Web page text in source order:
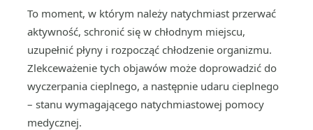
To moment, w którym należy natychmiast przerwać
aktywność, schronić się w chłodnym miejscu,
uzupełnić płyny i rozpocząć chłodzenie organizmu.
Zlekceważenie tych objawów może doprowadzić do
wyczerpania cieplnego, a następnie udaru cieplnego
– stanu wymagającego natychmiastowej pomocy
medycznej.